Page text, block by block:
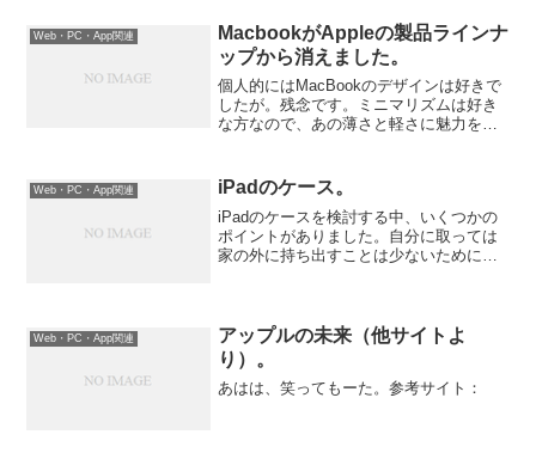
Web・PC・App関連
MacbookがAppleの製品ラインナ
ップから消えました。
個人的にはMacBookのデザインは好きで
したが。残念です。ミニマリズムは好き
な方なので、あの薄さと軽さに魅力を感
衝撃が走りました。あの当時のMacbo...
Web・PC・App関連 iPadのケース。
iPadのケースを検討する中、いくつかの
ポイントがありました。自分に取っては
家の外に持ち出すことは少ないために、
程重要視していません...
Web・PC・App関連
アップルの未来（他サイトよ
り）。
あはは、笑ってもーた。参考サイト：